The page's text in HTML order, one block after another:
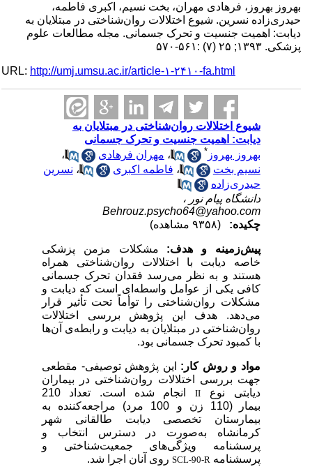
بهروز بهروز، فرهادی مهران، بخت نسیم، اکبری فاطمه،
حیدری‌زاده نسرین. شیوع اختلالات روان‌شناختی در مبتلایان به
دیابت: اهمیت جنسیت و تحرک جسمانی. مجله مطالعات علوم
پزشکی. ۱۳۹۳; ۲۵ (۷) :۵۶۱-۵۷۰
URL:http://umj.umsu.ac.ir/article-۱-۲۴۱۰-fa.html
شیوع اختلالات روان‌شناختی در مبتلایان به
دیابت: اهمیت جنسیت و تحرک جسمانی
بهروز بهروز
،مهران فرهادی
،
نسیم بخت
،فاطمه اکبری ،نسرین
حیدری‌زاده
دانشگاه پیام نور ،
Behrouz.psycho64@yahoo.com
چکیده:
پیش‌زمینه و هدف:
مشکلات مزمن پزشکی
خاصه دیابت با اختلالات روان‌شناختی همراه
هستند و به نظر می‌رسد فقدان تحرک جسمانی
کافی یکی از عوامل واسطه‌ای است که دیابت و
مشکلات روان‌شناختی را توأماً تحت تأثیر قرار
می‌دهد. هدف این پژوهش بررسی اختلالات
روان‌شناختی در مبتلایان به دیابت و رابطه‌ی آن‌ها
با کمبود تحرک جسمانی بود.
مواد و روش کار: این پژوهش توصیفی- مقطعی
جهت بررسی اختلالات روان‌شناختی در بیماران
دیابتی نوع
انجام شده است. تعداد
210
بیمار
(110 زن و 100 مرد) مراجعه‌کننده به
بیمارستان تخصصی دیابت طالقانی شهر
کرمانشاه به‌صورت در دسترس انتخاب و
پرسشنامه ویژگی‌های جمعیت‌شناختی و
پرسشنامهSCL-90-Rروی آنان اجرا شد.